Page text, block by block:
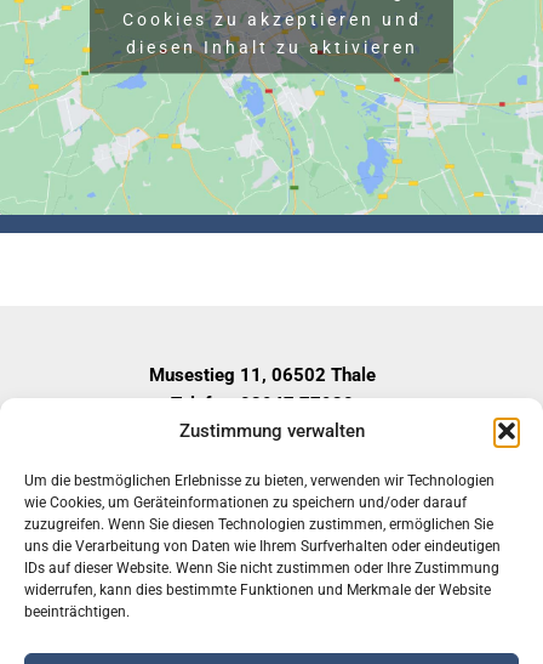
Zustimmung verwalten
Um die bestmöglichen Erlebnisse zu bieten, verwenden wir Technologien
wie Cookies, um Geräteinformationen zu speichern und/oder darauf
zuzugreifen. Wenn Sie diesen Technologien zustimmen, ermöglichen Sie
uns die Verarbeitung von Daten wie Ihrem Surfverhalten oder eindeutigen
IDs auf dieser Website. Wenn Sie nicht zustimmen oder Ihre Zustimmung
widerrufen, kann dies bestimmte Funktionen und Merkmale der Website
beeinträchtigen.
Cookies zu akzeptieren und
diesen Inhalt zu aktivieren
Musestieg 11, 06502 Thale
Telefon: 03947 77920
Fax: 03947-779229
Geschäftszeiten
Montag – Donnerstag:
08:00 – 12:30 Uhr
13:00 – 17:00 Uhr